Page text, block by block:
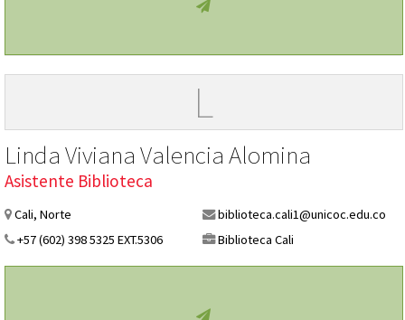
L
Linda Viviana Valencia Alomina
Asistente Biblioteca
Cali, Norte
biblioteca.cali1@unicoc.edu.co
+57 (602) 398 5325 EXT.5306
Biblioteca Cali